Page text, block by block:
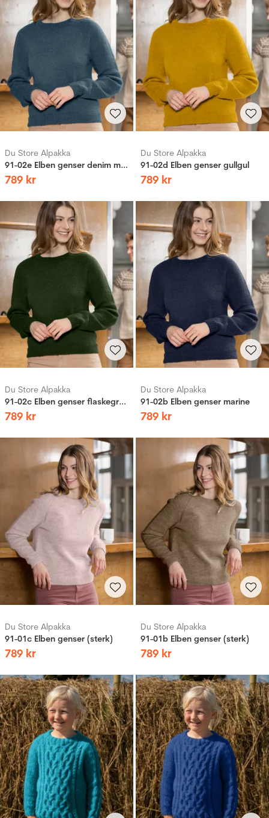
Du Store Alpakka
91-02e Elben genser denim melert
789 kr
Du Store Alpakka
91-02d Elben genser gullgul
789 kr
Du Store Alpakka
91-02c Elben genser flaskegrønn
789 kr
Du Store Alpakka
91-02b Elben genser marine
789 kr
Du Store Alpakka
91-01c Elben genser (sterk)
789 kr
Du Store Alpakka
91-01b Elben genser (sterk)
789 kr